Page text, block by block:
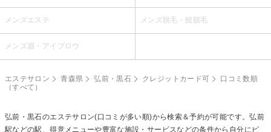
メンズエステ メンズ脱毛・髭脱毛
メンズ眉・アイブロウ
エステサロン 青森県 弘前・黒石 クレジットカード可
口コミ数順
（すべて）
弘前・黒石のエステサロン(口コミが多い順)から検索＆予約が可能です。弘前
駅などの駅、得意メニューや豊富な施設・サービスなどの条件から自分にピ